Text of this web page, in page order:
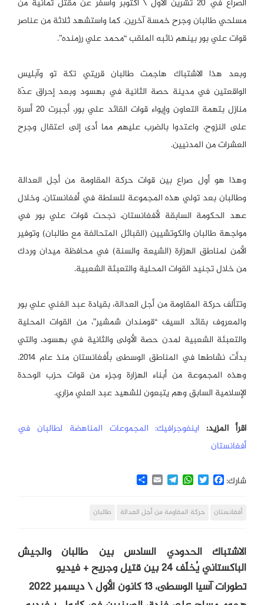
الصراع في 20 تشرين الأول \ أكتوبر وأسفر عن مقتل ثمانية من
مسلحي طالبان وجرح خمسة آخرين. كما واستشهد ثلاثة من عناصر
قوات علي بور بينهم نائبه الملقب “محمد علي رزمنده”.
وبعد هذا الاشتباك هاجمت طالبان قريتي تكة تو وآبليس
الواقعتين في مدينة حصة الثانية في بهسود وبعد إحراق عدّة
منازل بتهمة التعاون وإيواء قوات القائد علي بور، أجبرت 20 أسرة
على النزوح، واعتدوا بالضرب عليهم مما أدى إلى اعتقال وجرح
العشرات من المدنيين.
وهذا هو أول صراع بين قوات حركة المقاومة من أجل العدالة
وطالبان بعد تولي هذه المجموعة للسلطة في أفغانستان. وخلال
عهد الحكومة السابقة لأفغانستان، نجحت قوات علي بور في
مواجهة طالبان والكوتشيين (القبائل المتحالفة مع طالبان) وتوفير
الأمن لمناطق الهزارة (الشيعة والسنة) في محافظة ميدان وردك
من خلال تجنيد القوات المحلية والتعبئة الشعبية.
وتتألف حركة المقاومة من أجل العدالة، بقيادة عبد الغني علي بور
والمعروف بقائد السيف “قومندان شمشير”، من القوات المحلية
والتعبئة الشعبية لمدن حصة الأولى والثانية في بهسود، والتي
بدأت نشاطها في المناطق الوسطى بأفغانستان منذ عام 2014.
وهذه المجموعة من أبناء الهزارة وجزء من قوات حزب الوحدة
الإسلامية السابق وهم يتبعون للشهيد عبد العلي مزاري.
اقرأ المزيد: اينفوجرافيك: المجموعات المناهضة لطالبان في
أفغانستان
شارك: Facebook
Twitter
WhatsApp
Telegram
Email
Share
أفغانستان حركة المقاومة من أجل العدالة طالبان
الاشتباك الحدودي السادس بين طالبان والجيش
الباكستاني يُخلّف 24 بين قتيل وجريح + فيديو
تطورات آسيا الوسطى، 13 كانون الأول \ ديسمبر 2022